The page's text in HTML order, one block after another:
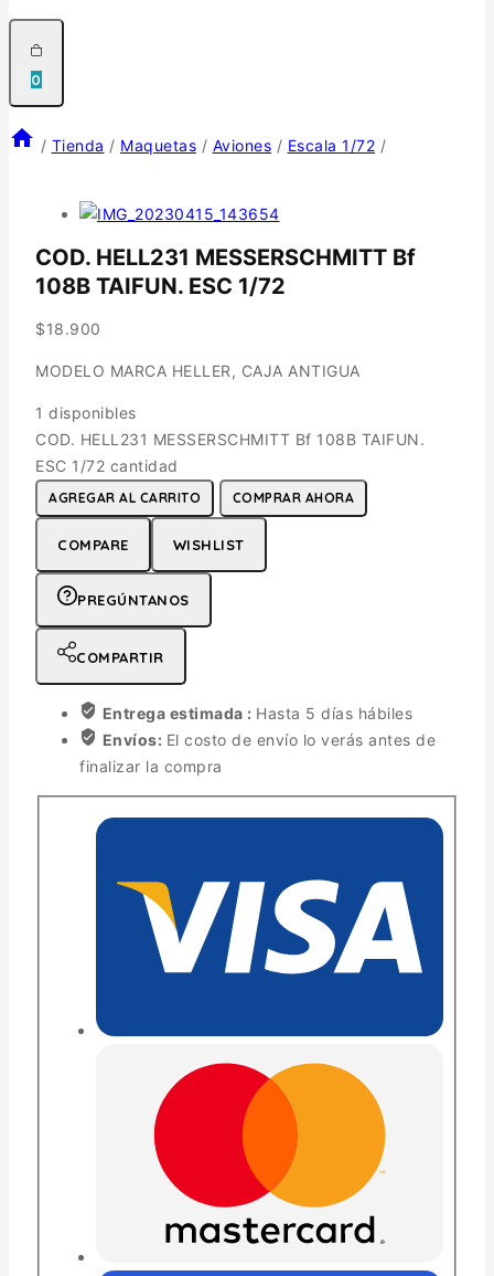
0
/ Tienda / Maquetas / Aviones / Escala 1/72 /
COD. HELL231 MESSERSCHMITT Bf
108B TAIFUN. ESC 1/72
$18.900
MODELO MARCA HELLER, CAJA ANTIGUA
1 disponibles
COD. HELL231 MESSERSCHMITT Bf 108B TAIFUN.
ESC 1/72 cantidad
AGREGAR AL CARRITO COMPRAR AHORA
COMPARE WISHLIST
PREGÚNTANOS
COMPARTIR
Entrega estimada : Hasta 5 días hábiles
Envíos: El costo de envío lo verás antes de
finalizar la compra